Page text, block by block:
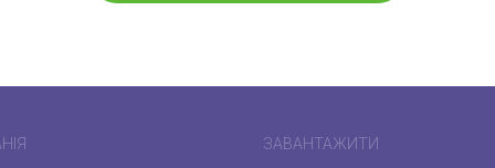
ЗАВАНТАЖИТИ